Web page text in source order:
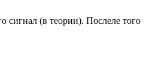
сигнал (в теории). Послеле того